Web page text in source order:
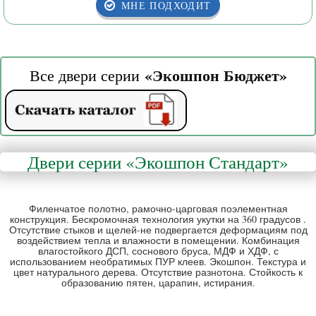
МНЕ ПОДХОДИТ
Все двери серии «Экошпон Бюджет»
Двери серии «Экошпон Стандарт»
Филенчатое полотно, рамочно-царговая поэлементная
конструкция. Бескромочная технология укутки на 360 градусов .
Отсутствие стыков и щелей-не подвергается деформациям под
воздействием тепла и влажности в помещении. Комбинация
влагостойкого ДСП, соснового бруса, МДФ и ХДФ, с
использованием необратимых ПУР клеев. Экошпон. Текстура и
цвет натурального дерева. Отсутствие разнотона. Стойкость к
образованию пятен, царапин, истирания.